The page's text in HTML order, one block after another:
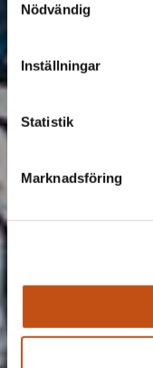
Nödvändig
Inställningar
Statistik
Marknadsföring